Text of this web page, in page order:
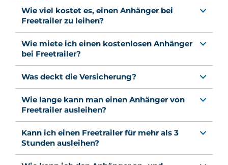
Wie viel kostet es, einen Anhänger bei
Freetrailer zu leihen?
Wie miete ich einen kostenlosen Anhänger
bei Freetrailer?
Was deckt die Versicherung?
Wie lange kann man einen Anhänger von
Freetrailer ausleihen?
Kann ich einen Freetrailer für mehr als 3
Stunden ausleihen?